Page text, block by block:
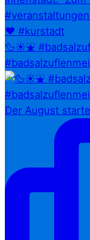
🦆☀️⛲
Der August